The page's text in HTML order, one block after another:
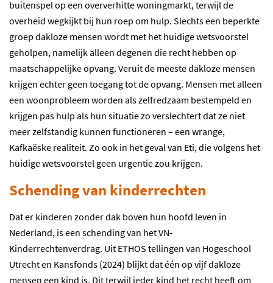
buitenspel op een oververhitte woningmarkt, terwijl de
overheid wegkijkt bij hun roep om hulp. Slechts een beperkte
groep dakloze mensen wordt met het huidige wetsvoorstel
geholpen, namelijk alleen degenen die recht hebben op
maatschappelijke opvang. Veruit de meeste dakloze mensen
krijgen echter geen toegang tot de opvang. Mensen met alleen
een woonprobleem worden als zelfredzaam bestempeld en
krijgen pas hulp als hun situatie zo verslechtert dat ze niet
meer zelfstandig kunnen functioneren – een wrange,
Kafkaëske realiteit. Zo ook in het geval van Eti, die volgens het
huidige wetsvoorstel geen urgentie zou krijgen.
Schending van kinderrechten
Dat er kinderen zonder dak boven hun hoofd leven in
Nederland, is een schending van het VN-
Kinderrechtenverdrag. Uit ETHOS tellingen van Hogeschool
Utrecht en Kansfonds (2024) blijkt dat één op vijf dakloze
mensen een kind is. Dit terwijl ieder kind het recht heeft om